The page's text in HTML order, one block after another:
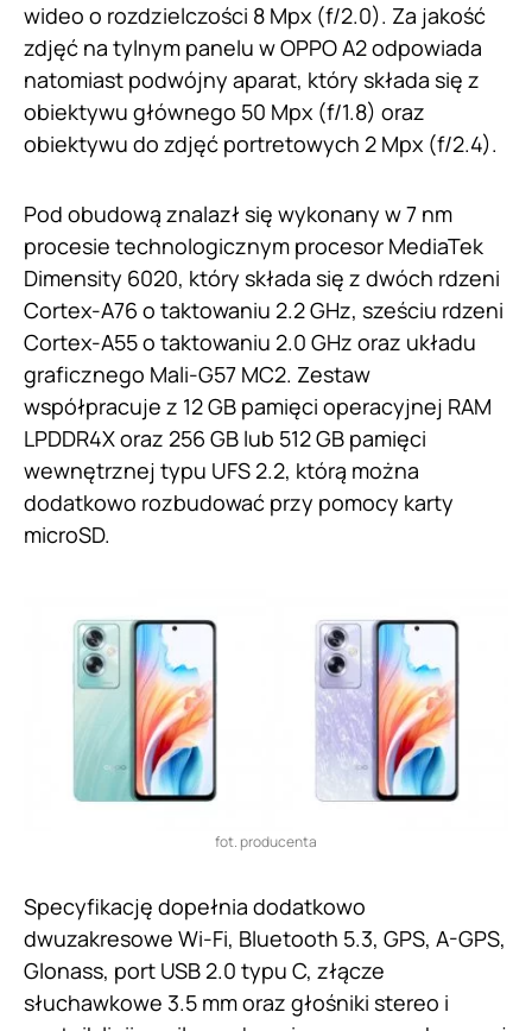
wideo o rozdzielczości 8 Mpx (f/2.0). Za jakość
zdjęć na tylnym panelu w OPPO A2 odpowiada
natomiast podwójny aparat, który składa się z
obiektywu głównego 50 Mpx (f/1.8) oraz
obiektywu do zdjęć portretowych 2 Mpx (f/2.4).
Pod obudową znalazł się wykonany w 7 nm
procesie technologicznym procesor MediaTek
Dimensity 6020, który składa się z dwóch rdzeni
Cortex-A76 o taktowaniu 2.2 GHz, sześciu rdzeni
Cortex-A55 o taktowaniu 2.0 GHz oraz układu
graficznego Mali-G57 MC2. Zestaw
współpracuje z 12 GB pamięci operacyjnej RAM
LPDDR4X oraz 256 GB lub 512 GB pamięci
wewnętrznej typu UFS 2.2, którą można
dodatkowo rozbudować przy pomocy karty
microSD.
fot. producenta
Specyfikację dopełnia dodatkowo
dwuzakresowe Wi-Fi, Bluetooth 5.3, GPS, A-GPS,
Glonass, port USB 2.0 typu C, złącze
słuchawkowe 3.5 mm oraz głośniki stereo i